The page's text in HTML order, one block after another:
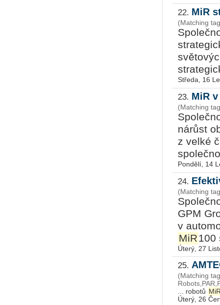
22. MiR
(Matching
Středa, 16
23. MiR
(Matching
nárůst
z velké
Pondělí, 14
24.
(Matching
GPM
v
MiR100
Úterý, 27
25.
(Matching
... robotů
Úterý, 26